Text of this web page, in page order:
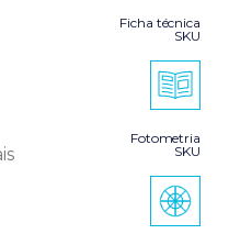
Ficha técnica
SKU
Fotometria
SKU